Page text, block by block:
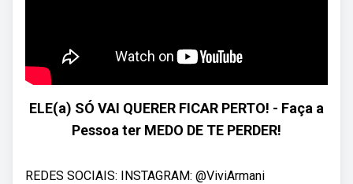
ELE(a) SÓ VAI QUERER FICAR PERTO! - Faça a
Pessoa ter MEDO DE TE PERDER!
REDES SOCIAIS: INSTAGRAM: @ViviArmani